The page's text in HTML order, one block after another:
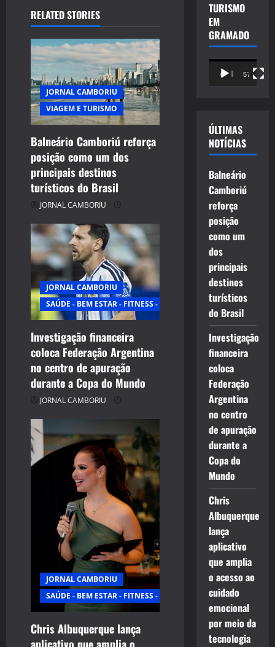
i
g
a
t
i
o
n
RELATED STORIES
JORNAL CAMBORIU
VIAGEM E TURISMO
Balneário Camboriú reforça
posição como um dos
principais destinos
turísticos do Brasil
JORNAL CAMBORIU
JORNAL CAMBORIU
SAÚDE - BEM ESTAR - FITNESS - ESPORTE
Investigação financeira
coloca Federação Argentina
no centro de apuração
durante a Copa do Mundo
JORNAL CAMBORIU
JORNAL CAMBORIU
SAÚDE - BEM ESTAR - FITNESS - ESPORTE
Chris Albuquerque lança
TURISMO
EM
GRAMADO
Tocador
00:00 57:18
ÚLTIMAS
NOTÍCIAS
Balneário
Camboriú
reforça
posição
como um
dos
principais
destinos
turísticos
do Brasil
Investigação
financeira
coloca
Federação
Argentina
no centro
de apuração
durante a
Copa do
Mundo
Chris
Albuquerque
lança
aplicativo
que amplia
o acesso ao
cuidado
emocional
por meio da
tecnologia